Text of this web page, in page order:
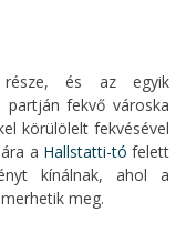
része, és az egyik
fekvő városka
körülölelt fekvésével
a Hallstatti-tó felett
kínálnak, ahol a
meg.